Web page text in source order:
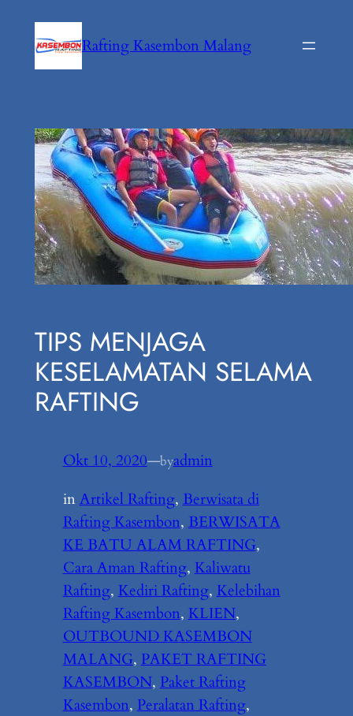
Rafting Kasembon Malang
TIPS MENJAGA
KESELAMATAN SELAMA
RAFTING
Okt 10, 2020—byadmin
inArtikel Rafting, Berwisata di
Rafting Kasembon, BERWISATA
KE BATU ALAM RAFTING
Cara Aman Rafting, Kaliwatu
Rafting, Kediri Rafting, Kelebihan
Rafting Kasembon, KLIEN
OUTBOUND KASEMBON
MALANG, PAKET RAFTING
KASEMBON, Paket Rafting
Kasembon, Peralatan Rafting